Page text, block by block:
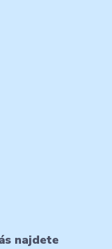
najdete